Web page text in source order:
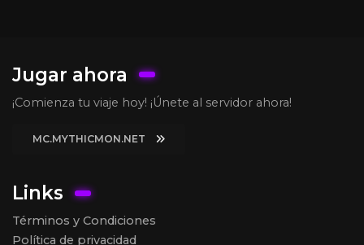
Jugar ahora
¡Comienza tu viaje hoy! ¡Únete al servidor ahora!
MC.MYTHICMON.NET
Links
Términos y Condiciones
Política de privacidad